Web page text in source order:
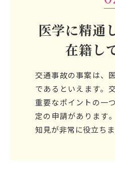
医学に精通
在籍し
交通事故の事案は、
であるといえます。
重要なポイントの一
定の申請があります
知見が非常に役立ちま